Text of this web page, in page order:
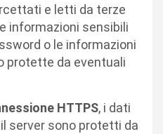
e letti da terze
informazioni sensibili
o le informazioni
protette da eventuali
HTTPS, i dati
server sono protetti da